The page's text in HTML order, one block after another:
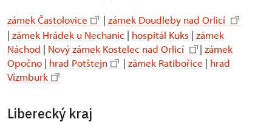
zámek Častolovice | zámek Doudleby nad Orlicí
| zámek Hrádek u Nechanic | hospitál Kuks | zámek
Náchod | Nový zámek Kostelec nad Orlicí | zámek
Opočno | hrad Potštejn | zámek Ratibořice | hrad
Vízmburk
Liberecký kraj